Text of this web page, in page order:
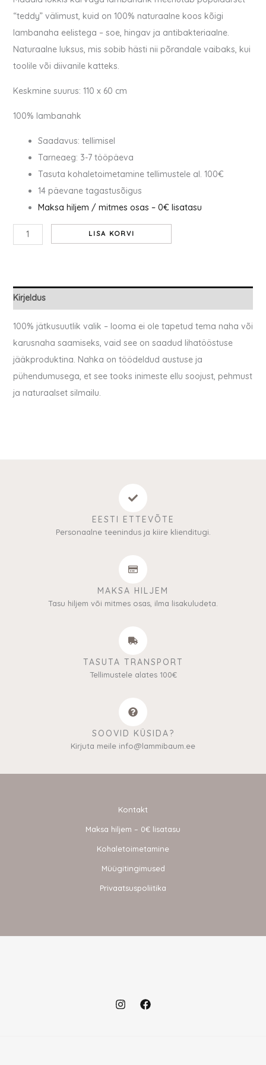
“teddy” välimust, kuid on 100% naturaalne koos kõigi
lambanaha eelistega – soe, hingav ja antibakteriaalne.
Naturaalne luksus, mis sobib hästi nii põrandale vaibaks, kui
toolile või diivanile katteks.
Keskmine suurus: 110 x 60 cm
100% lambanahk
Saadavus: tellimisel
Tarneaeg: 3-7 tööpäeva
Tasuta kohaletoimetamine tellimustele al. 100€
14 päevane tagastusõigus
Maksa hiljem / mitmes osas – 0€ lisatasu
lokkis
mesi
kogus
LISA KORVI
Kirjeldus
100% jätkusuutlik valik – looma ei ole tapetud tema naha või
karusnaha saamiseks, vaid see on saadud lihatööstuse
jääkproduktina. Nahka on töödeldud austuse ja
pühendumusega, et see tooks inimeste ellu soojust, pehmust
ja naturaalset silmailu.
EESTI ETTEVÕTE
Personaalne teenindus ja kiire klienditugi.
MAKSA HILJEM
Tasu hiljem või mitmes osas, ilma lisakuludeta.
TASUTA TRANSPORT
Tellimustele alates 100€
SOOVID KÜSIDA?
Kirjuta meile info@lammibaum.ee
Kontakt
Maksa hiljem – 0€ lisatasu
Kohaletoimetamine
Müügitingimused
Privaatsuspoliitika